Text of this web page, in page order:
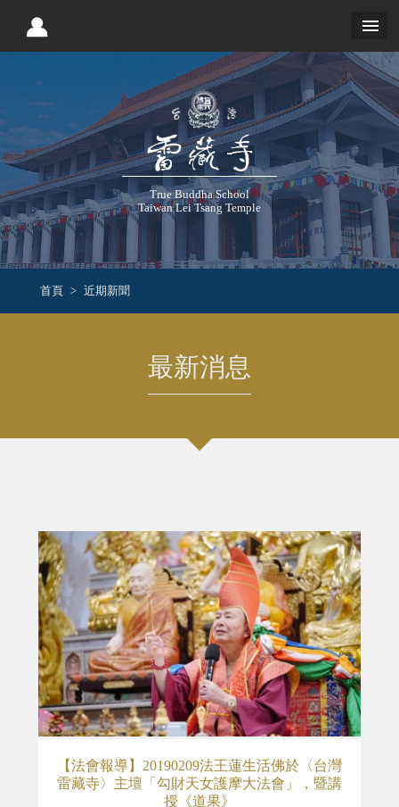
True Buddha School
Taiwan Lei Tsang Temple
首頁 近期新聞
最新消息
【法會報導】20190209法王蓮生活佛於〈台灣
雷藏寺〉主壇「勾財天女護摩大法會」，暨講
授《道果》